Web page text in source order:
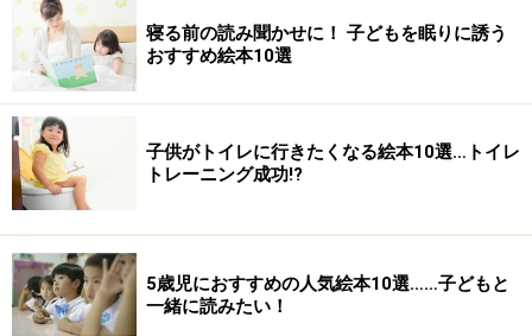
ヘレン・ケイ：作 バーバラ・クーニー：絵 あんどう
のりこ：訳
価格：1575円
出版社：長崎出版
推奨年齢：6歳くらいから
購入はこちらから
※「2月 心が温かくなる5つの雪物語」 でも、『雪の日
のたんじょう日』をご紹介しています。
寝る前の読み聞かせに！ 子どもを眠りに誘う
おすすめ絵本10選
子供がトイレに行きたくなる絵本10選…トイレ
トレーニング成功!?
5歳児におすすめの人気絵本10選……子どもと
一緒に読みたい！